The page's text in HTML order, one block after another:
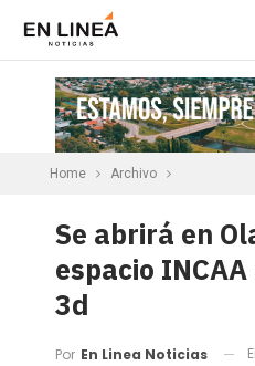
Home Archivo
Se abrirá en
espacio
3d
Por En Linea Noticias El